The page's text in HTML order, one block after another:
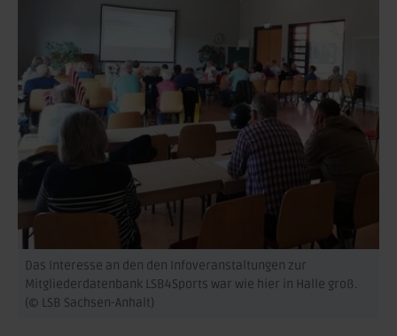
Das Interesse an den den Infoveranstaltungen zur
Mitgliederdatenbank LSB4Sports war wie hier in Halle groß.
(© LSB Sachsen-Anhalt)